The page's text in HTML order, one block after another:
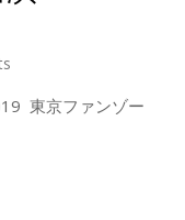
東京ファンゾー